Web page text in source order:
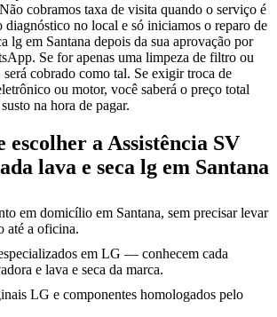
cobramos taxa de visita quando o serviço é
diagnóstico no local e só iniciamos o reparo de
lg em Santana depois da sua aprovação por
Se for apenas uma limpeza de filtro ou
será cobrado como tal. Se exigir troca de
ou motor, você saberá o preço total
na hora de pagar.
escolher a Assistência SV
lava e seca lg em Santana
em domicílio em Santana, sem precisar levar
até a oficina.
em LG — conhecem cada
e lava e seca da marca.
LG e componentes homologados pelo